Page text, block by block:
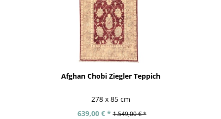
Afghan Chobi Ziegler Teppich
278 x 85 cm
639,00 € * 1.549,00 € *